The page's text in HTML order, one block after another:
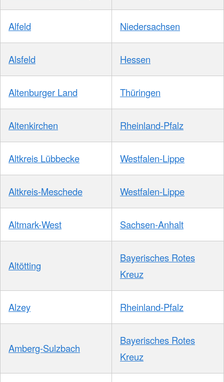
Alfeld Niedersachsen
Alsfeld Hessen
Altenburger Land Thüringen
Altenkirchen Rheinland-Pfalz
Altkreis Lübbecke Westfalen-Lippe
Altkreis-Meschede Westfalen-Lippe
Altmark-West Sachsen-Anhalt
Altötting
Bayerisches Rotes
Kreuz
Alzey Rheinland-Pfalz
Amberg-Sulzbach
Bayerisches Rotes
Kreuz